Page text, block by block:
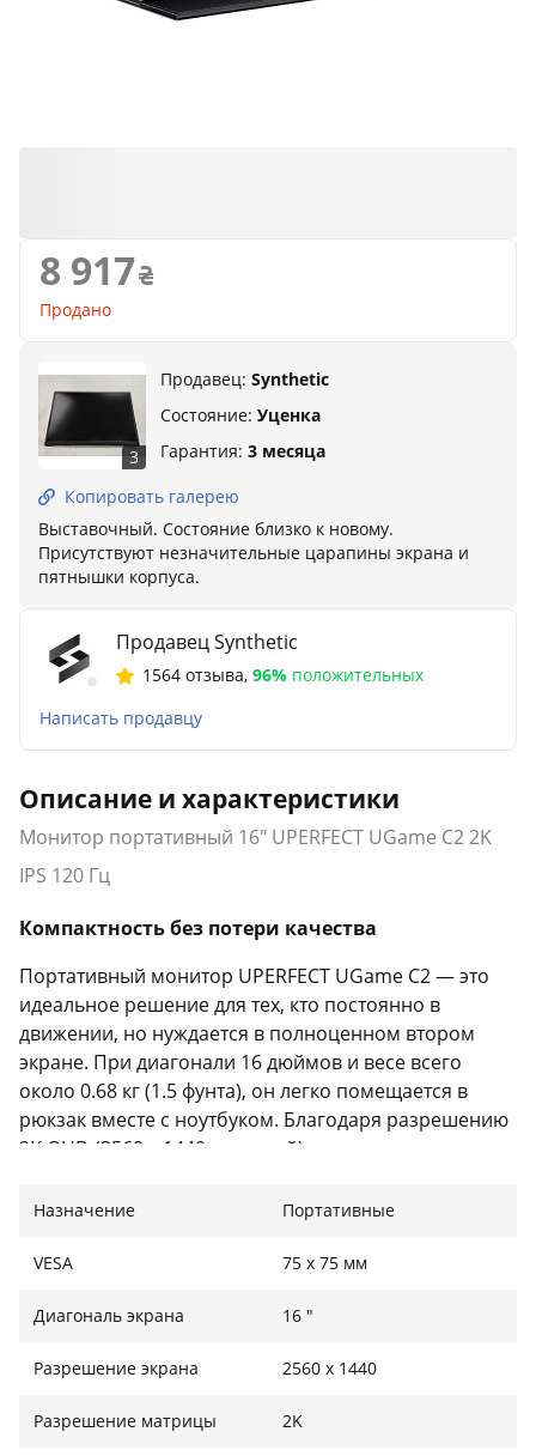
8 917
Продано
3
Продавец: Synthetic
Состояние: Уценка
Гарантия: 3 месяца
Копировать галерею
Выставочный. Состояние близко к новому.
Присутствуют незначительные царапины экрана и
пятнышки корпуса.
Продавец Synthetic
1564 отзыва, 96% положительных
Написать продавцу
Описание и характеристики
Монитор портативный 16" UPERFECT UGame C2 2K
IPS 120 Гц
Компактность без потери качества
Портативный монитор UPERFECT UGame C2 — это
идеальное решение для тех, кто постоянно в
движении, но нуждается в полноценном втором
экране. При диагонали 16 дюймов и весе всего
около 0.68 кг (1.5 фунта), он легко помещается в
рюкзак вместе с ноутбуком. Благодаря разрешению
2K QHD (2560 x 1440 пикселей) и соотношению
контента и выдает гораздо более четкую картинку
Матовое покрытие экрана эффективно борется с
полноценного гейминга в дороге. Матрица
Назначение Портативные
VESA 75 x 75 мм
Диагональ экрана 16 "
Разрешение экрана 2560 х 1440
Разрешение матрицы 2K